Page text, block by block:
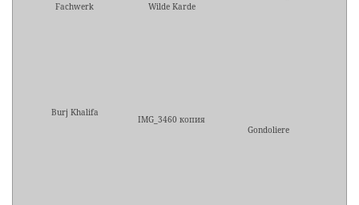
Fachwerk Wilde Karde
Burj Khalifa
IMG_3460 копия
Gondoliere